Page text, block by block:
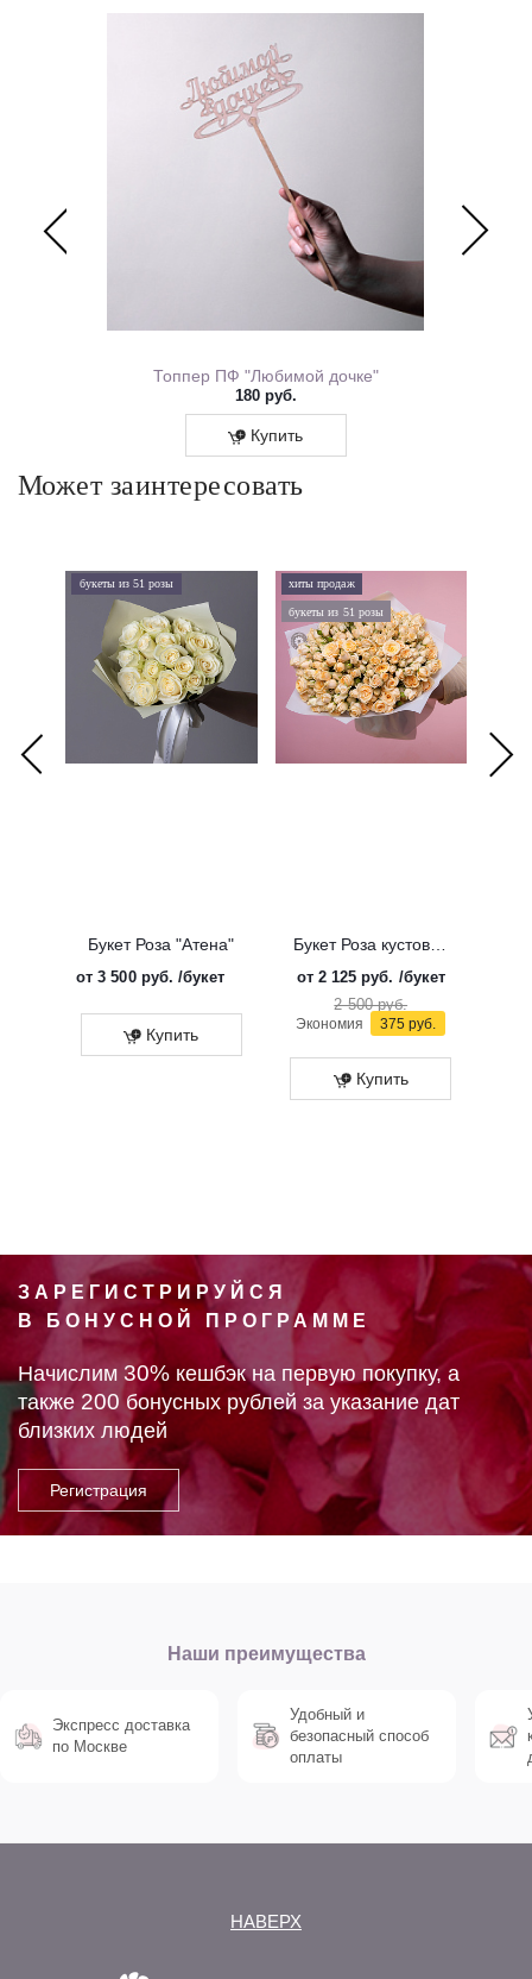
Топпер ПФ "Любимой дочке"
180 руб.
Купить
Может заинтересовать
букеты из 51 розы
Букет Роза "Атена"
от3 500 руб. /букет
Купить
хиты продаж
букеты из 51 розы
Букет Роза кустовая "Солинеро"
от 2 125 руб. /букет
2 500 руб.
Экономия 375 руб.
Купить
ЗАРЕГИСТРИРУЙСЯ
В БОНУСНОЙ ПРОГРАММЕ
Начислим 30% кешбэк на первую покупку, а
также 200 бонусных рублей за указание дат
близких людей
Наши преимущества
Экспресс доставка
по Москве
Удобный и
безопасный способ
оплаты
НАВЕРХ